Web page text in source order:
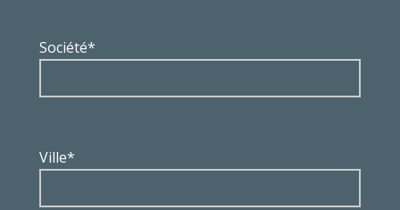
Société*
Ville*